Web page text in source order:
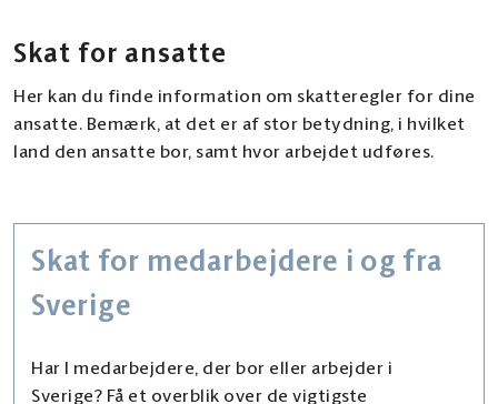
Skat for ansatte
Her kan du finde information om skatteregler for dine
ansatte. Bemærk, at det er af stor betydning, i hvilket
land den ansatte bor, samt hvor arbejdet udføres.
Skat for medarbejdere i og fra
Sverige
Har I medarbejdere, der bor eller arbejder i
Sverige? Få et overblik over de vigtigste